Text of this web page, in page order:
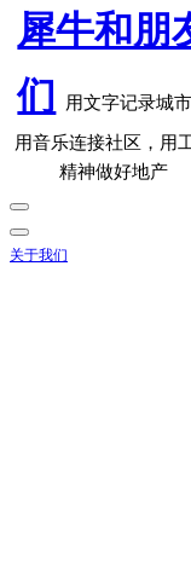
犀牛和朋
们 用文字记录城市
用音乐连接社区，用
精神做好地产
关于我们